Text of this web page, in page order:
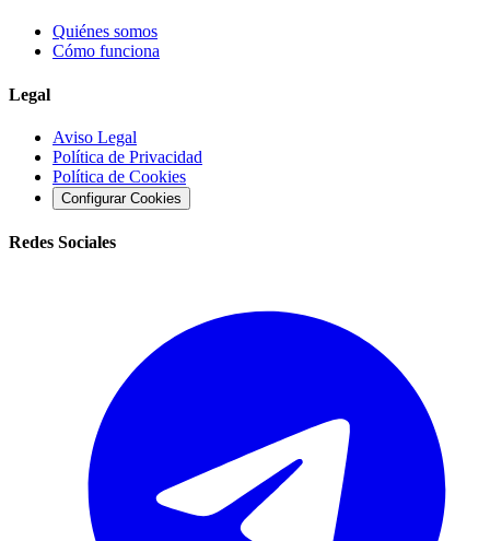
Quiénes somos
Cómo funciona
Legal
Aviso Legal
Política de Privacidad
Política de Cookies
Configurar Cookies
Redes Sociales